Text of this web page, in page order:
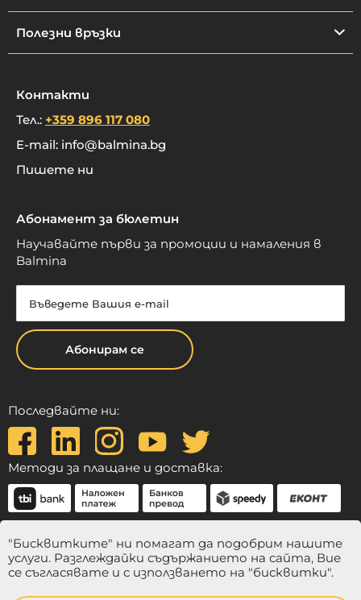
Полезни връзки
Контакти
Тел.: +359 896 117 080
E-mail: info@balmina.bg
Пишете ни
Абонамент за бюлетин
Научавайте първи за промоции и намаления в
Balmina
Абонирам се
Последвайте ни:
Методи за плащане и доставка:
"Бисквитките" ни помагат да подобрим нашите
услуги. Разглеждайки съдържанието на сайта, Вие
се съгласявате и с използването на "бисквитки".